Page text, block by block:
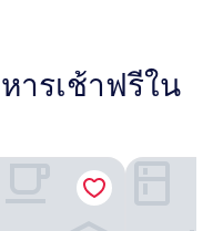
ารเช้าฟรีใน
เดอะ เชียง